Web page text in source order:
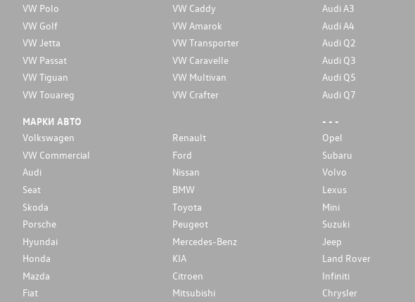
VW Polo
VW Golf
VW Jetta
VW Passat
VW Tiguan
VW Touareg
VW Caddy
VW Amarok
VW Transporter
VW Caravelle
VW Multivan
VW Crafter
Audi A3
Audi A4
Audi Q2
Audi Q3
Audi Q5
Audi Q7
МАРКИ АВТО
Volkswagen
Renault
VW Commercial
Ford
Audi
Nissan
Seat
BMW
Skoda
Toyota
Porsche
Peugeot
Hyundai
Mercedes-Benz
Honda
KIA
Mazda
Citroen
Fiat
Mitsubishi
- - -
Opel
Subaru
Volvo
Lexus
Mini
Suzuki
Jeep
Land Rover
Infiniti
Chrysler